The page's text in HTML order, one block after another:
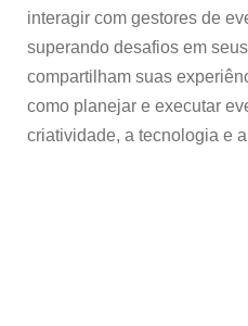
interagir com gestores de
superando desafios em
compartilham suas
como planejar e executar
criatividade, a tecnologia e